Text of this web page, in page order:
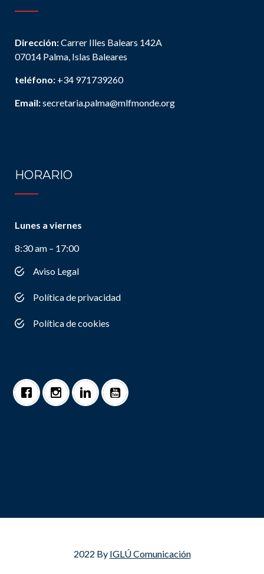
Dirección:Carrer Illes Balears 142A
07014 Palma, Islas Baleares
teléfono: +34 971739260
Email:secretaria.palma@mlfmonde.org
HORARIO
Lunes a viernes
8:30 am – 17:00
Aviso Legal
Política de privacidad
Política de cookies
2022 By IGLÚ Comunicación